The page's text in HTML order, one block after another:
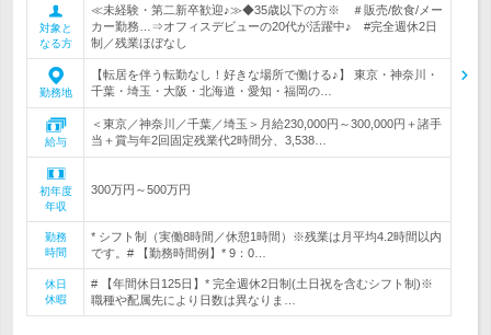
対象と
なる方
≪未経験・第二新卒歓迎♪≫◆35歳以下の方※ ＃販売/飲食/メー
カー勤務…⇒オフィスデビューの20代が活躍中♪ #完全週休2日
制／残業ほぼなし
勤務地
【転居を伴う転勤なし！好きな場所で働ける♪】 東京・神奈川・
千葉・埼玉・大阪・北海道・愛知・福岡の…
給与
＜東京／神奈川／千葉／埼玉＞月給230,000円～300,000円＋諸手
当＋賞与年2回固定残業代2時間分、3,538…
初年度
年収
300万円～500万円
勤務
時間
* シフト制（実働8時間／休憩1時間）※残業は月平均4.2時間以内
です。# 【勤務時間例】* 9：0…
休日
休暇
# 【年間休日125日】* 完全週休2日制(土日祝を含むシフト制)※
職種や配属先により日数は異なりま…